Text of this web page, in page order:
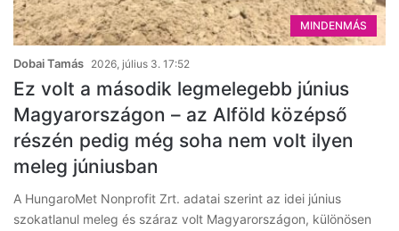
MINDENMÁS
Dobai Tamás 2026, július 3. 17:52
Ez volt a második legmelegebb június
Magyarországon – az Alföld középső
részén pedig még soha nem volt ilyen
meleg júniusban
A HungaroMet Nonprofit Zrt. adatai szerint az idei június
szokatlanul meleg és száraz volt Magyarországon, különösen